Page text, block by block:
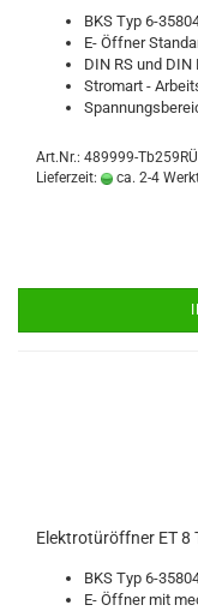
BKS Typ 6-​
E- Öff­ner
DIN RS und
Strom­art -
Art.Nr.: 489999-Tb259RÜ
Lieferzeit:
ca. 2-4
Elek­tro­tür­öff­ner ET 8
BKS Typ 6-​
E- Öff­ner mit